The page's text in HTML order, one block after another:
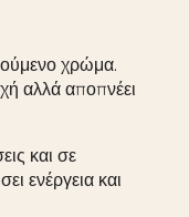
χρώμα.
αλλά αποπνέει
και σε
ενέργεια και